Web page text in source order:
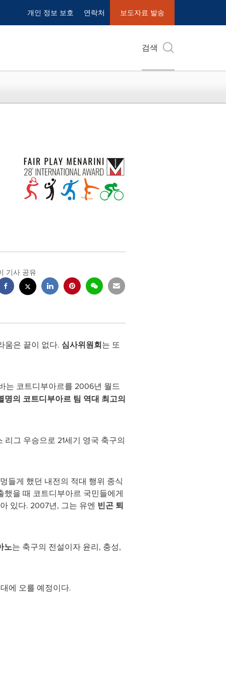
개인 정보 보호 연락처 보도자료 발송
검색
기사 공유
움은 끝이 없다. 심사위원회는 또
는 코트디부아르를 2006년 월드
명의 코트디부아르 팀 역대 최고의
그 우승으로 21세기 영국 축구의
들게 했던 내전의 적대 행위 종식
을 때 코트디부아르 국민들에게
있다. 2007년, 그는 유엔 빈곤 퇴
노는 축구의 전설이자 윤리, 충성,
에 오를 예정이다.